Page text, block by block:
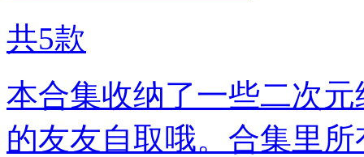
共5款
本合集收纳了一些二次
的友友自取哦。合集里